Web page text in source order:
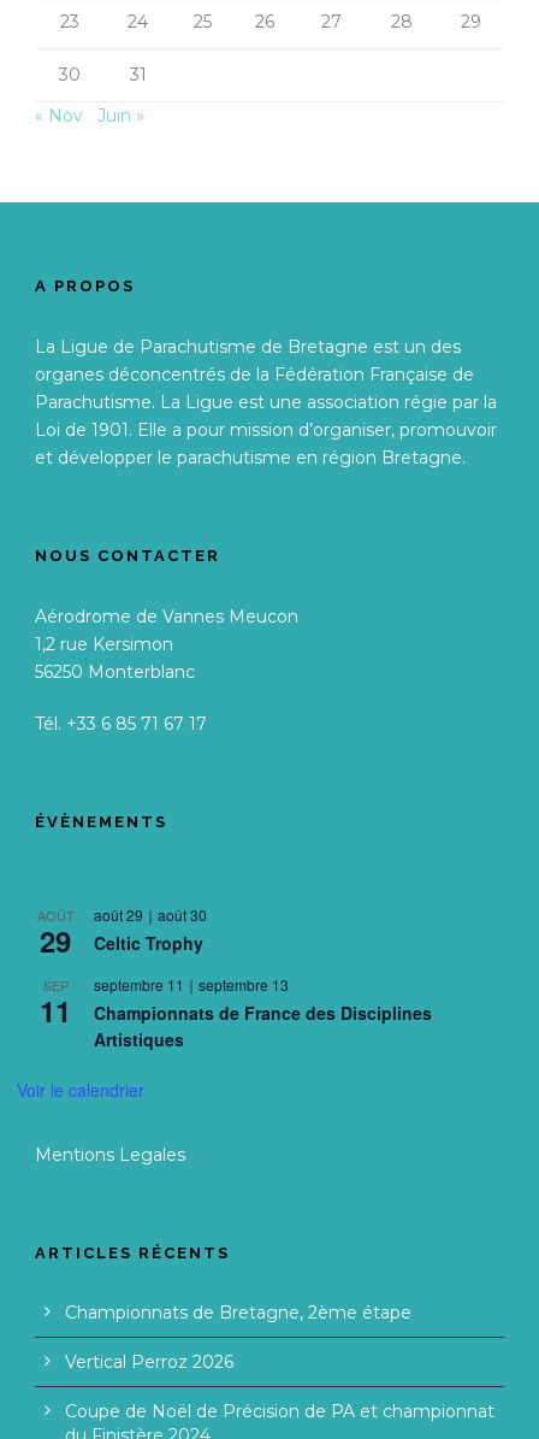
23 24 25 26 27 28 29
30
31
« Nov
Juin »
A PROPOS
La Ligue de Parachutisme de Bretagne est un des
organes déconcentrés de la Fédération Française de
Parachutisme. La Ligue est une association régie par la
Loi de 1901. Elle a pour mission d’organiser, promouvoir
et développer le parachutisme en région Bretagne.
NOUS CONTACTER
Aérodrome de Vannes Meucon
1,2 rue Kersimon
56250 Monterblanc
Tél. +33 6 85 71 67 17
ÉVÈNEMENTS
AOÛT
29
août 29 ｜ août 30
Celtic Trophy
SEP
11
septembre 11 ｜ septembre 13
Championnats de France des Disciplines
Artistiques
Voir le calendrier
Mentions Legales
ARTICLES RÉCENTS
Championnats de Bretagne, 2ème étape
Vertical Perroz 2026
Coupe de Noël de Précision de PA et championnat